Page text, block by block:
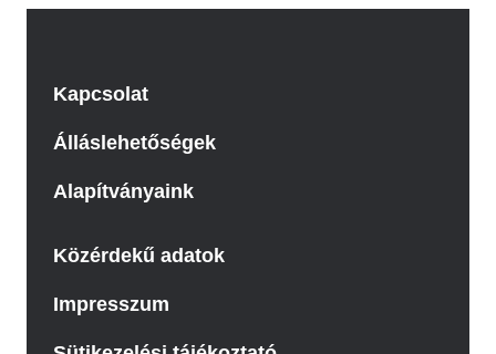
Kapcsolat
Álláslehetőségek
Alapítványaink
Közérdekű adatok
Impresszum